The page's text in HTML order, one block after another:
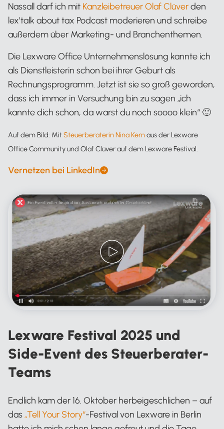
Nassall darf ich mit Kanzleibetreuer Olaf Clüverden
lex’talk about tax Podcast moderieren und schreibe
außerdem über Marketing- und Branchenthemen.
Die Lexware Office Unternehmenslösung kannte ich
als Dienstleisterin schon bei ihrer Geburt als
Rechnungsprogramm. Jetzt ist sie so groß geworden,
dass ich immer in Versuchung bin zu sagen „ich
kannte dich schon, da warst du noch soooo klein“ 🙂
Auf dem Bild: MitSteuerberaterin Nina Kernaus der Lexware
Office Community und Olaf Clüver auf dem Lexware Festival.
Vernetzen bei LinkedIn
Lexware Festival 2025 und
Side-Event des Steuerberater-
Teams
Endlich kam der 16. Oktober herbeigeschlichen – auf
das„Tell Your Story“-Festival von Lexware in Berlin